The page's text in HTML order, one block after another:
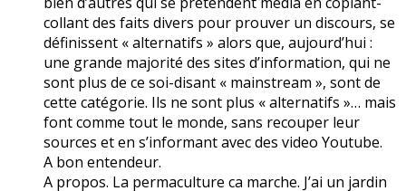
collant des faits divers pour prouver un discours, se
définissent « alternatifs » alors que, aujourd’hui :
une grande majorité des sites d’information, qui ne
sont plus de ce soi-disant « mainstream », sont de
cette catégorie. Ils ne sont plus « alternatifs »… mais
font comme tout le monde, sans recouper leur
sources et en s’informant avec des video Youtube.
A bon entendeur.
A propos. La permaculture ca marche. J’ai un jardin